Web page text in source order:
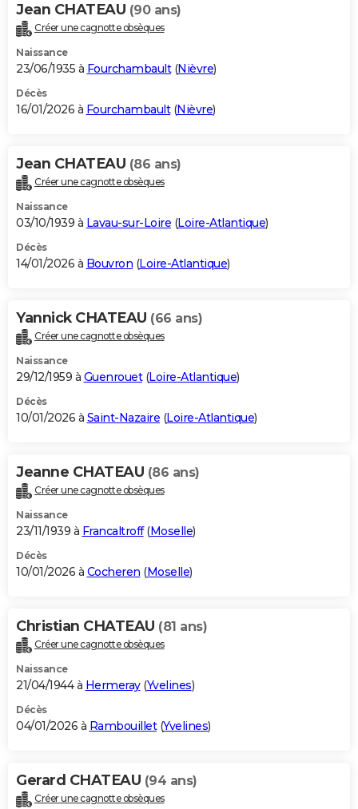
Jean CHATEAU (90 ans)
Créer une cagnotte obsèques
Naissance
23/06/1935 à Fourchambault(Nièvre)
Décès
16/01/2026 à Fourchambault(Nièvre)
Jean CHATEAU (86 ans)
Créer une cagnotte obsèques
Naissance
03/10/1939 à Lavau-sur-Loire (Loire-Atlantique)
Décès
14/01/2026 à Bouvron (Loire-Atlantique)
Yannick CHATEAU (66 ans)
Créer une cagnotte obsèques
Naissance
29/12/1959 à Guenrouet(Loire-Atlantique)
Décès
10/01/2026 à Saint-Nazaire (Loire-Atlantique)
Jeanne CHATEAU (86 ans)
Créer une cagnotte obsèques
Naissance
23/11/1939 à Francaltroff(Moselle)
Décès
10/01/2026 à Cocheren (Moselle)
Christian CHATEAU (81 ans)
Créer une cagnotte obsèques
Naissance
21/04/1944 à Hermeray(Yvelines)
Décès
04/01/2026 à Rambouillet(Yvelines)
Gerard CHATEAU (94 ans)
Créer une cagnotte obsèques